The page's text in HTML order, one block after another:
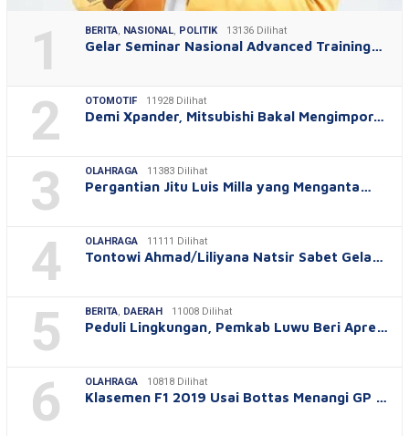
1 BERITA, NASIONAL, POLITIK 13136 Dilihat
Gelar Seminar Nasional Advanced Training…
2 OTOMOTIF 11928 Dilihat
Demi Xpander, Mitsubishi Bakal Mengimpor…
3 OLAHRAGA 11383 Dilihat
Pergantian Jitu Luis Milla yang Menganta…
4 OLAHRAGA 11111 Dilihat
Tontowi Ahmad/Liliyana Natsir Sabet Gela…
5 BERITA, DAERAH 11008 Dilihat
Peduli Lingkungan, Pemkab Luwu Beri Apre…
6 OLAHRAGA 10818 Dilihat
Klasemen F1 2019 Usai Bottas Menangi GP …